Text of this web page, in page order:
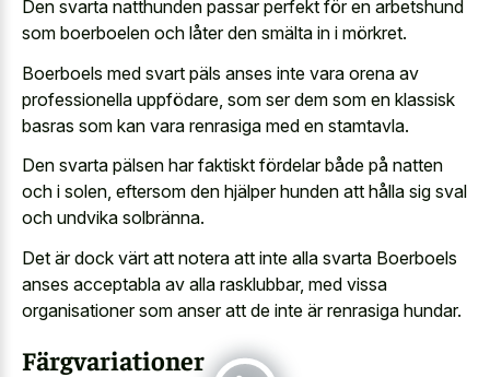
Den svarta natthunden passar perfekt för en arbetshund
som boerboelen och låter den smälta in i mörkret.
Boerboels med svart päls anses inte vara orena av
professionella uppfödare, som ser dem som en klassisk
basras som kan vara renrasiga med en stamtavla.
Den svarta pälsen har faktiskt fördelar både på natten
och i solen, eftersom den hjälper hunden att hålla sig sval
och undvika solbränna.
Det är dock värt att notera att inte alla svarta Boerboels
anses acceptabla av alla rasklubbar, med vissa
organisationer som anser att de inte är renrasiga hundar.
Färgvariationer